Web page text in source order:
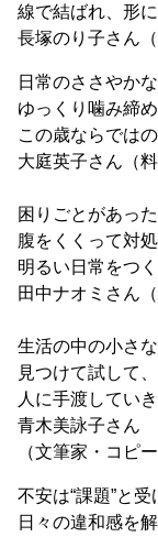
線で結ばれ、形
長塚のり子さん（
日常のささやか
ゆっくり噛み締
この歳ならでは
大庭英子さん（料
困りごとがあっ
腹をくくって対
明るい日常をつ
田中ナオミさん
生活の中の小さ
見つけて試して
人に手渡してい
青木美詠子さん
（文筆家・コピ
不安は“課題”と受
日々の違和感を